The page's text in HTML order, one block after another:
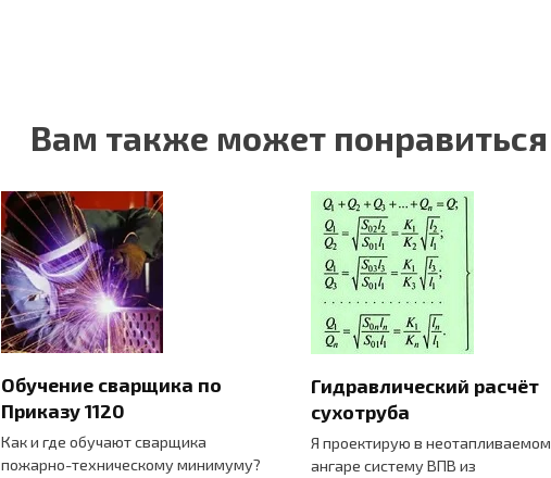
Вам также может понравиться
Обучение сварщика по
Приказу 1120
Как и где обучают сварщика
пожарно-техническому минимуму?
Гидравлический расчёт
сухотруба
Я проектирую в неотапливаемом
ангаре систему ВПВ из